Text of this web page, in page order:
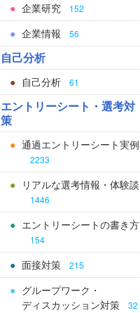
企業研究 152
企業情報 56
自己分析
自己分析 61
エントリーシート・選考対
策
通過エントリーシート実例
2233
リアルな選考情報・体験談
1446
エントリーシートの書き方
154
面接対策 215
グループワーク・
ディスカッション対策
32